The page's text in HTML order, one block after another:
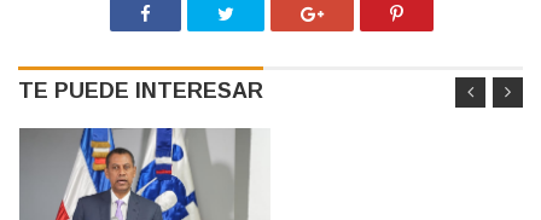
TE PUEDE INTERESAR